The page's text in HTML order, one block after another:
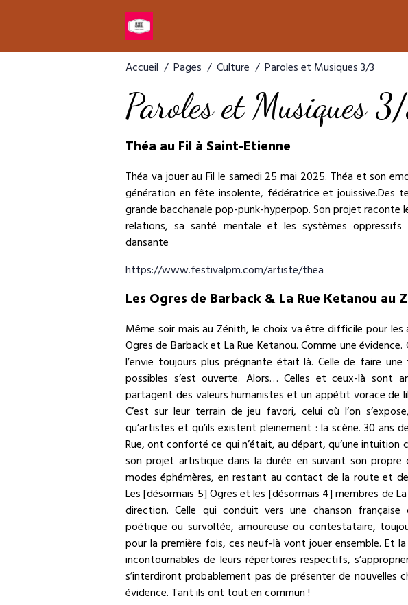
Accueil Pages Culture Paroles et Musiques 3/3
Paroles et Musiques
Théa au Fil à Saint-Etienne
Théa va jouer au Fil le samedi 25 mai 2025. Théa et son
génération en fête insolente, fédératrice et jouissive.Des
grande bacchanale pop-punk-hyperpop. Son projet raconte
relations, sa santé mentale et les systèmes
dansante
https://www.festivalpm.com/artiste/thea
Les Ogres de Barback & La Rue Ketanou au
Même soir mais au Zénith, le choix va être difficile pour
Ogres de Barback et La Rue Ketanou. Comme une
l’envie toujours plus prégnante était là. Celle de faire
possibles s’est ouverte. Alors… Celles et ceux-là sont
partagent des valeurs humanistes et un appétit vorace de
C’est sur leur terrain de jeu favori, celui où l’on
qu’artistes et qu’ils existent pleinement : la scène. 30 ans
Rue, ont conforté ce qui n’était, au départ, qu’une intuition
son projet artistique dans la durée en suivant son
modes éphémères, en restant au contact de la route et
Les [désormais 5] Ogres et les [désormais 4] membres de
direction. Celle qui conduit vers une chanson française
poétique ou survoltée, amoureuse ou contestataire,
pour la première fois, ces neuf-là vont jouer ensemble. Et
incontournables de leurs répertoires respectifs,
s’interdiront probablement pas de présenter de nouvelles
évidence. Tant ils ont tout en commun !